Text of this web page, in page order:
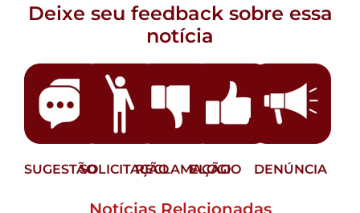
Deixe seu feedback sobre essa
notícia
SUGESTÃOSOLICITAÇÃORECLAMAÇÃO
ELOGIO DENÚNCIA
Notícias Relacionadas